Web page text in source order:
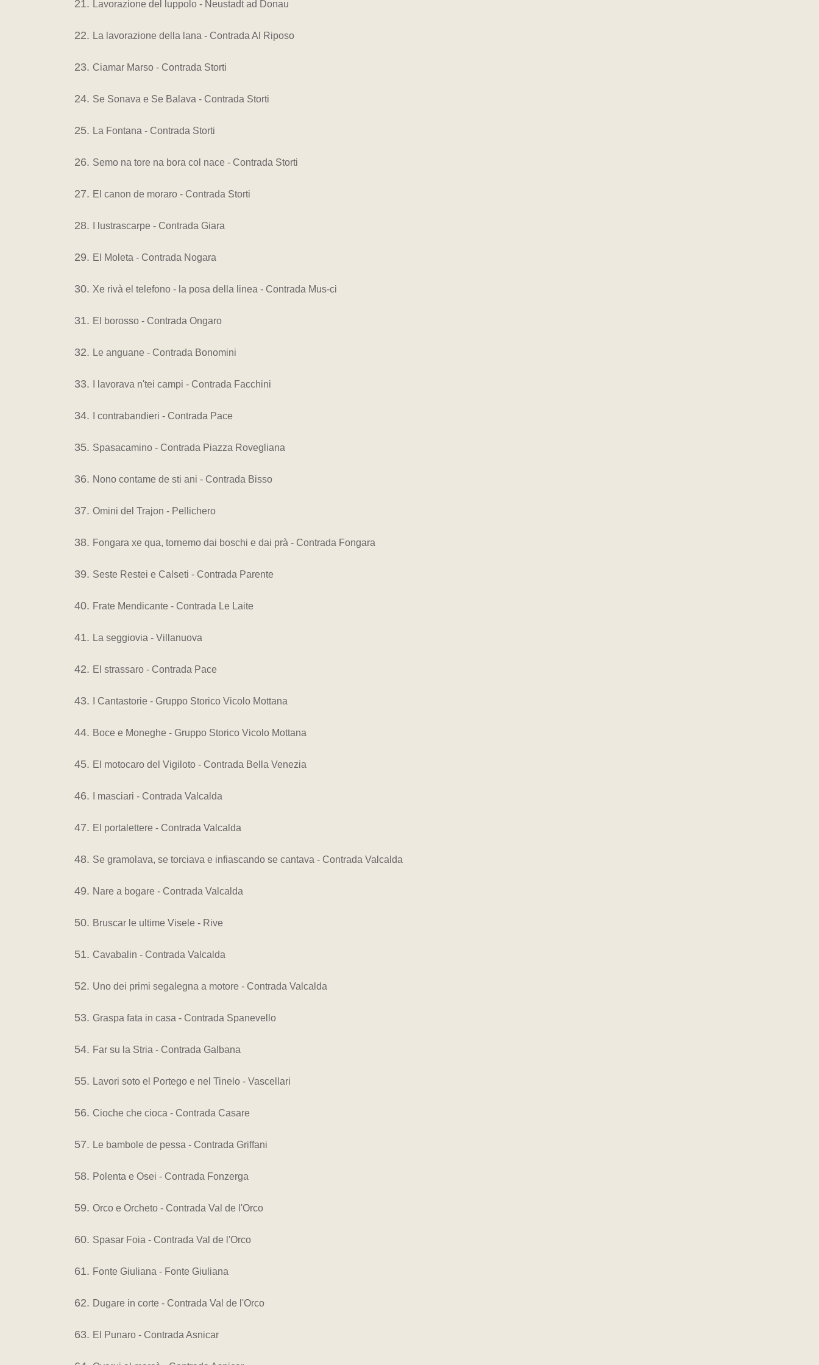
Lavorazione del luppolo - Neustadt ad Donau
La lavorazione della lana - Contrada Al Riposo
Ciamar Marso - Contrada Storti
Se Sonava e Se Balava - Contrada Storti
La Fontana - Contrada Storti
Semo na tore na bora col nace - Contrada Storti
El canon de moraro - Contrada Storti
I lustrascarpe - Contrada Giara
El Moleta - Contrada Nogara
Xe rivà el telefono - la posa della linea - Contrada Mus-ci
El borosso - Contrada Ongaro
Le anguane - Contrada Bonomini
I lavorava n'tei campi - Contrada Facchini
I contrabandieri - Contrada Pace
Spasacamino - Contrada Piazza Rovegliana
Nono contame de sti ani - Contrada Bisso
Omini del Trajon - Pellichero
Fongara xe qua, tornemo dai boschi e dai prà - Contrada Fongara
Seste Restei e Calseti - Contrada Parente
Frate Mendicante - Contrada Le Laite
La seggiovia - Villanuova
El strassaro - Contrada Pace
I Cantastorie - Gruppo Storico Vicolo Mottana
Boce e Moneghe - Gruppo Storico Vicolo Mottana
El motocaro del Vigiloto - Contrada Bella Venezia
I masciari - Contrada Valcalda
El portalettere - Contrada Valcalda
Se gramolava, se torciava e infiascando se cantava - Contrada Valcalda
Nare a bogare - Contrada Valcalda
Bruscar le ultime Visele - Rive
Cavabalin - Contrada Valcalda
Uno dei primi segalegna a motore - Contrada Valcalda
Graspa fata in casa - Contrada Spanevello
Far su la Stria - Contrada Galbana
Lavori soto el Portego e nel Tinelo - Vascellari
Cioche che cioca - Contrada Casare
Le bambole de pessa - Contrada Griffani
Polenta e Osei - Contrada Fonzerga
Orco e Orcheto - Contrada Val de l'Orco
Spasar Foia - Contrada Val de l'Orco
Fonte Giuliana - Fonte Giuliana
Dugare in corte - Contrada Val de l'Orco
El Punaro - Contrada Asnicar